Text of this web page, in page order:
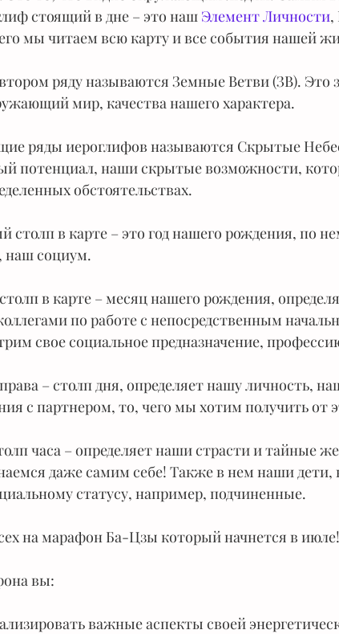
стоящий в дне – это наш Элемент Личности,
мы читаем всю карту и все события нашей
ряду называются Земные Ветви (ЗВ). Это
мир, качества нашего характера.
ряды иероглифов называются Скрытые
потенциал, наши скрытые возможности,
обстоятельствах.
столп в карте – это год нашего рождения, по
наш социум.
в карте – месяц нашего рождения,
по работе с непосредственным
свое социальное предназначение,
– столп дня, определяет нашу личность,
с партнером, то, чего мы хотим получить от
часа – определяет наши страсти и тайные
даже самим себе! Также в нем наши
статусу, например, подчиненные.
на марафон Ба-Цзы который начнется в июле!
вы:
важные аспекты своей